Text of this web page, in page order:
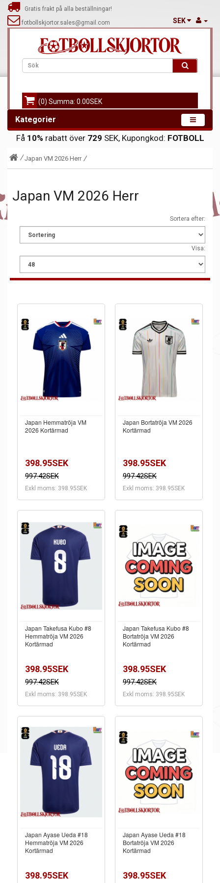
Gratis frakt på alla beställningar!
fotbollskjortor.sales@gmail.com
SEK
(0) Summa: 0.00SEK
Kategorier
Få 10% rabatt över 729 SEK, Kupongkod: FOTBOLL
Japan VM 2026 Herr
Japan VM 2026 Herr
Sortera efter:
Visa:
Japan Hemmatröja VM
2026 Kortärmad
398.95SEK
997.42SEK
Exkl moms: 398.95SEK
Japan Bortatröja VM 2026
Kortärmad
398.95SEK
997.42SEK
Exkl moms: 398.95SEK
Japan Takefusa Kubo #8
Hemmatröja VM 2026
Kortärmad
398.95SEK
997.42SEK
Exkl moms: 398.95SEK
Japan Takefusa Kubo #8
Bortatröja VM 2026
Kortärmad
398.95SEK
997.42SEK
Exkl moms: 398.95SEK
Japan Ayase Ueda #18
Hemmatröja VM 2026
Kortärmad
398.95SEK
Japan Ayase Ueda #18
Bortatröja VM 2026
Kortärmad
398.95SEK